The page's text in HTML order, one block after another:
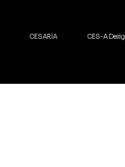
CESARİA CES-A